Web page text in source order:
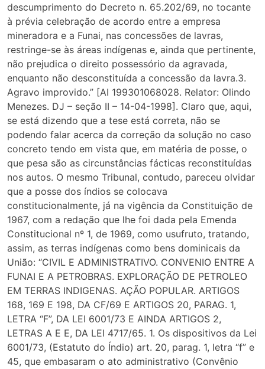
descumprimento do Decreto n. 65.202/69, no tocante
à prévia celebração de acordo entre a empresa
mineradora e a Funai, nas concessões de lavras,
restringe-se às áreas indígenas e, ainda que pertinente,
não prejudica o direito possessório da agravada,
enquanto não desconstituída a concessão da lavra.3.
Agravo improvido.” [AI 199301068028. Relator: Olindo
Menezes. DJ – seção II – 14-04-1998]. Claro que, aqui,
se está dizendo que a tese está correta, não se
podendo falar acerca da correção da solução no caso
concreto tendo em vista que, em matéria de posse, o
que pesa são as circunstâncias fácticas reconstituídas
nos autos. O mesmo Tribunal, contudo, pareceu olvidar
que a posse dos índios se colocava
constitucionalmente, já na vigência da Constituição de
1967, com a redação que lhe foi dada pela Emenda
Constitucional nº 1, de 1969, como usufruto, tratando,
assim, as terras indígenas como bens dominicais da
União: “CIVIL E ADMINISTRATIVO. CONVENIO ENTRE A
FUNAI E A PETROBRAS. EXPLORAÇÃO DE PETROLEO
EM TERRAS INDIGENAS. AÇÃO POPULAR. ARTIGOS
168, 169 E 198, DA CF/69 E ARTIGOS 20, PARAG. 1,
LETRA “F”, DA LEI 6001/73 E AINDA ARTIGOS 2,
LETRAS A E E, DA LEI 4717/65. 1. Os dispositivos da Lei
6001/73, (Estatuto do Índio) art. 20, parag. 1, letra “f” e
45, que embasaram o ato administrativo (Convênio